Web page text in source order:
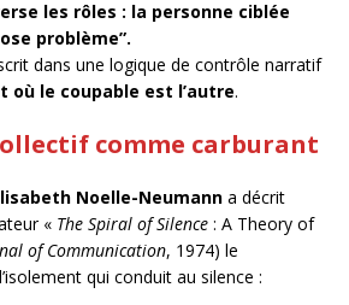
les rôles : la personne ciblée
problème”.
dans une logique de contrôle narratif
où le coupable est l’autre.
comme carburant
Noelle-Neumann a décrit
« The Spiral of Silence : A Theory of
of Communication, 1974) le
qui conduit au silence :